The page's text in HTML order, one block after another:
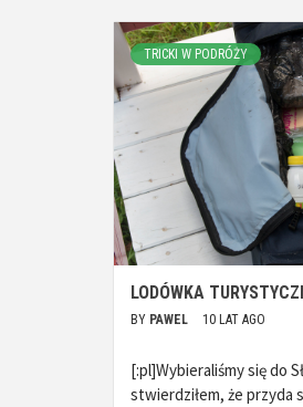
TRICKI W PODRÓŻY
LODÓWKA
BY PAWEL 10 LAT AGO
[:pl]Wybieraliśmy się do
stwierdziłem, że przyda